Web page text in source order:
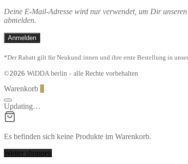
Deine E-Mail-Adresse wird nur verwendet, um Dir
abmelden.
*Der Rabatt gilt für Neukund:innen und ihre erste Bestellung in
©2026 WiDDA berlin - alle Rechte vorbehalten
Warenkorb
Updating…
Es befinden sich keine Produkte im Warenkorb.
Weiter shoppen